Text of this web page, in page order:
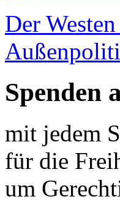
Der
Spenden
mit jedem
für die
um